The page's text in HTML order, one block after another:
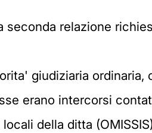
relazione
giudiziaria ordinaria,
erano intercorsi
della ditta